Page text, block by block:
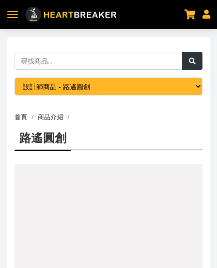
首頁 商品介紹
路遙圓創